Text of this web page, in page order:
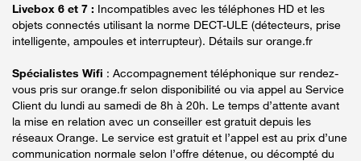
Livebox 6 et 7 : Incompatibles avec les téléphones HD et les
objets connectés utilisant la norme DECT-ULE (détecteurs, prise
intelligente, ampoules et interrupteur). Détails sur orange.fr
Spécialistes Wifi : Accompagnement téléphonique sur rendez-
vous pris sur orange.fr selon disponibilité ou via appel au Service
Client du lundi au samedi de 8h à 20h. Le temps d’attente avant
la mise en relation avec un conseiller est gratuit depuis les
réseaux Orange. Le service est gratuit et l’appel est au prix d’une
communication normale selon l’offre détenue, ou décompté du